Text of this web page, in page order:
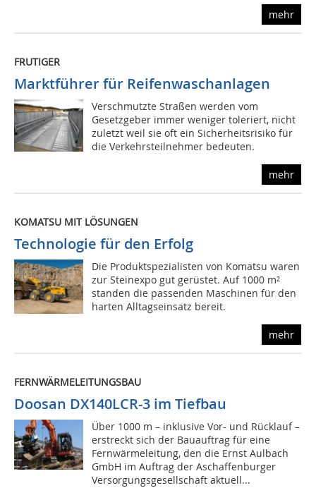
mehr
FRUTIGER
Marktführer für Reifenwaschanlagen
Verschmutzte Straßen werden vom
Gesetzgeber immer weniger toleriert, nicht
zuletzt weil sie oft ein Sicherheitsrisiko für
die Verkehrsteilnehmer bedeuten.
mehr
KOMATSU MIT LÖSUNGEN
Technologie für den Erfolg
Die Produktspezialisten von Komatsu waren
zur Steinexpo gut gerüstet. Auf 1000 m²
standen die passenden Maschinen für den
harten Alltagseinsatz bereit.
mehr
FERNWÄRMELEITUNGSBAU
Doosan DX140LCR-3 im Tiefbau
Über 1000 m – inklusive Vor- und Rücklauf –
erstreckt sich der Bauauftrag für eine
Fernwärmeleitung, den die Ernst Aulbach
GmbH im Auftrag der Aschaffenburger
Versorgungsgesellschaft aktuell...